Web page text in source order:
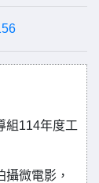
組114年度工
微電影，